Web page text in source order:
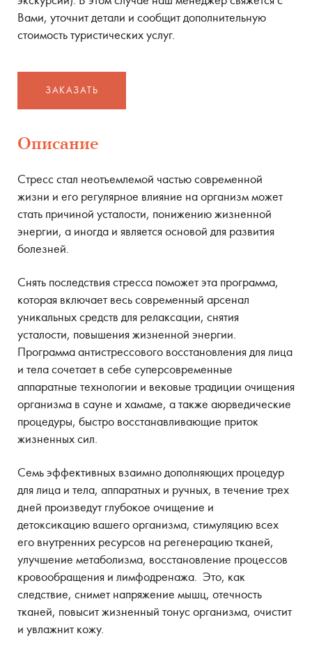
Вами, уточнит детали и сообщит дополнительную
стоимость туристических услуг.
ЗАКАЗАТЬ
Описание
Стресс стал неотъемлемой частью современной
жизни и его регулярное влияние на организм может
стать причиной усталости, понижению жизненной
энергии, а иногда и является основой для развития
болезней.
Снять последствия стресса поможет эта программа,
которая включает весь современный арсенал
уникальных средств для релаксации, снятия
усталости, повышения жизненной энергии.
Программа антистрессового восстановления для лица
и тела сочетает в себе суперсовременные
аппаратные технологии и вековые традиции очищения
организма в сауне и хамаме, а также аюрведические
процедуры, быстро восстанавливающие приток
жизненных сил.
Семь эффективных взаимно дополняющих процедур
для лица и тела, аппаратных и ручных, в течение трех
дней произведут глубокое очищение и
детоксикацию вашего организма, стимуляцию всех
его внутренних ресурсов на регенерацию тканей,
улучшение метаболизма, восстановление процессов
кровообращения и лимфодренажа. Это, как
следствие, снимет напряжение мышц, отечность
тканей, повысит жизненный тонус организма, очистит
и увлажнит кожу.